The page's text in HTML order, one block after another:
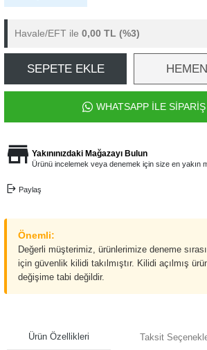
Havale/EFT ile 0,00 TL (%3)
SEPETE EKLE
WHATSAPP İLE
Yakınınızdaki Mağazayı Bulun
Ürünü incelemek veya denemek için size en yakın
Paylaş
Önemli:
Değerli müşterimiz, ürünlerimize deneme
için güvenlik kilidi takılmıştır. Kilidi açılmış
değişime tabi değildir.
Ürün Özellikleri Taksit